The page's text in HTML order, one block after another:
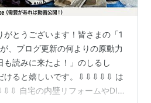
がとうございます！皆さまの「1
、ブログ更新の何よりの原動力
も読みに来たよ！」のしるし
けると嬉しいです。⇩⇩⇩⇩⇩ は
自宅の内壁リフォームやDIY